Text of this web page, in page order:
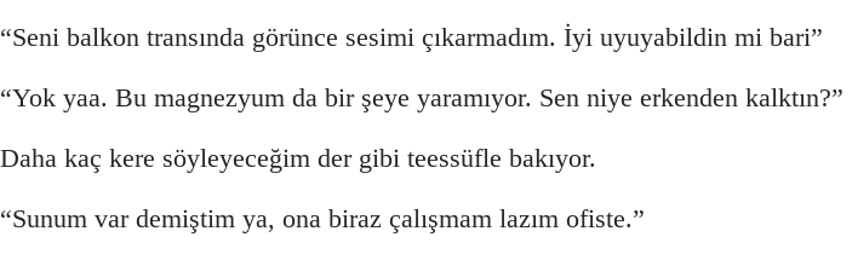
“Seni balkon transında görünce sesimi çıkarmadım. İyi uyuyabildin mi bari”
“Yok yaa. Bu magnezyum da bir şeye yaramıyor. Sen niye erkenden kalktın?”
Daha kaç kere söyleyeceğim der gibi teessüfle bakıyor.
“Sunum var demiştim ya, ona biraz çalışmam lazım ofiste.”